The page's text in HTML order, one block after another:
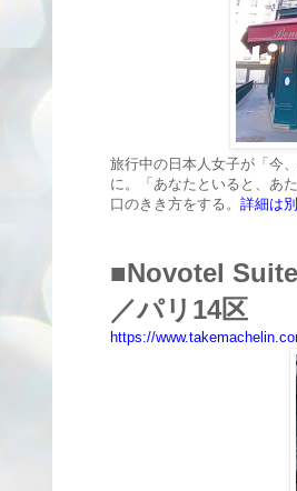
旅行中の日本人女子が「今
に。「あなたといると、あ
口のきき方をする。 詳細は
■Novotel
／パリ14区
https://